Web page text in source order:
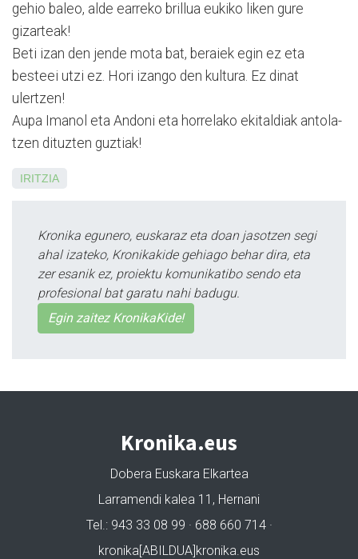
gehio baleo, alde earreko brillua eukiko liken gure
gizarteak!
Beti izan den jende mota bat, beraiek egin ez eta
besteei utzi ez. Hori izango den kultura. Ez dinat
ulertzen!
Aupa Imanol eta Andoni eta horrelako ekitaldiak antola­
tzen dituzten guztiak!
IRITZIA
Kronika egunero, euskaraz eta doan jasotzen segi
ahal izateko, Kronikakide gehiago behar dira, eta
zer esanik ez, proiektu komunikatibo sendo eta
profesional bat garatu nahi badugu.
Egin zaitez KronikaKide!
Kronika.eus
Dobera Euskara Elkartea
Larramendi kalea 11, Hernani
Tel.: 943 33 08 99 · 688 660 714 ·
kronika[ABILDUA]kronika.eus